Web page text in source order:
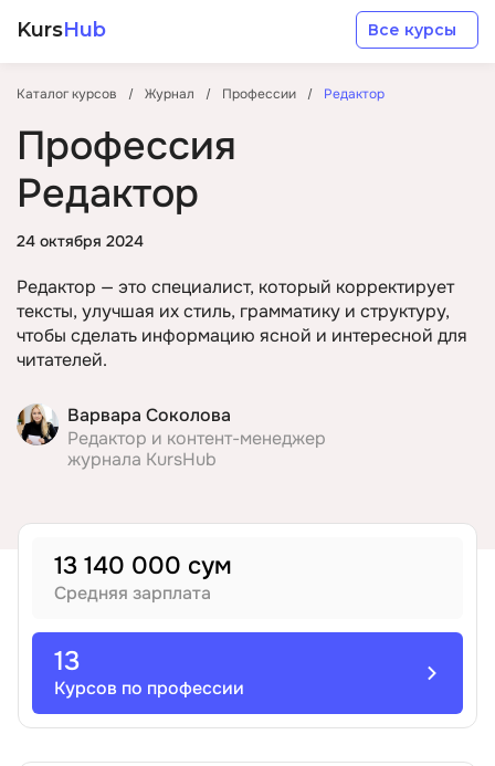
KursHub Все курсы
Каталог курсов Журнал Профессии Редактор
Профессия
Редактор
24 октября 2024
Редактор — это специалист, который корректирует
тексты, улучшая их стиль, грамматику и структуру,
чтобы сделать информацию ясной и интересной для
читателей.
Варвара Соколова
Редактор и контент-менеджер
журнала KursHub
13 140 000 сум
Средняя зарплата
13
Курсов по профессии
Разработка
Маркетинг
Дизайн
Аналитика
Soft Skills
ДПО
Детям